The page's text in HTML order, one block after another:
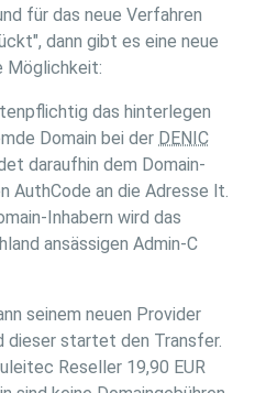
für das neue Verfahren
dann gibt es eine neue
Möglichkeit:
das hinterlegen
Domain bei der DENIC
daraufhin dem Domain-
AuthCode an die Adresse lt.
Inhabern wird das
ansässigen Admin-C
seinem neuen Provider
dieser startet den Transfer.
Reseller 19,90 EUR